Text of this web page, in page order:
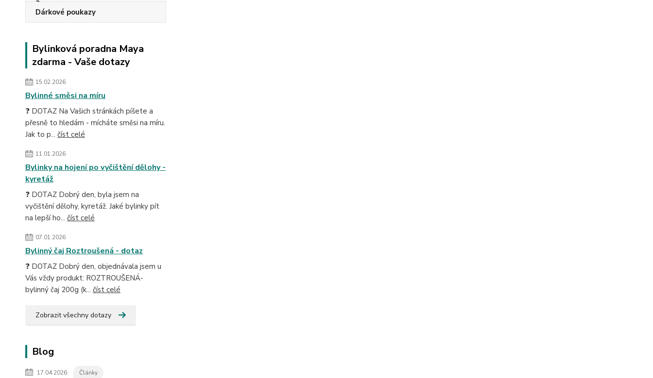
Dárkové poukazy
Bylinková poradna Maya
zdarma - Vaše dotazy
15.02.2026
Bylinné směsi na míru
❓ DOTAZ Na Vašich stránkách píšete a
přesně to hledám - mícháte směsi na míru.
Jak to p... číst celé
11.01.2026
Bylinky na hojení po vyčištění dělohy -
kyretáž
❓ DOTAZ Dobrý den, byla jsem na
vyčištění dělohy, kyretáž. Jaké bylinky pít
na lepší ho... číst celé
07.01.2026
Bylinný čaj Roztroušená - dotaz
❓ DOTAZ Dobrý den, objednávala jsem u
Vás vždy produkt: ROZTROUŠENÁ-
bylinný čaj 200g (k... číst celé
Zobrazit všechny dotazy
Blog
17.04.2026 Články